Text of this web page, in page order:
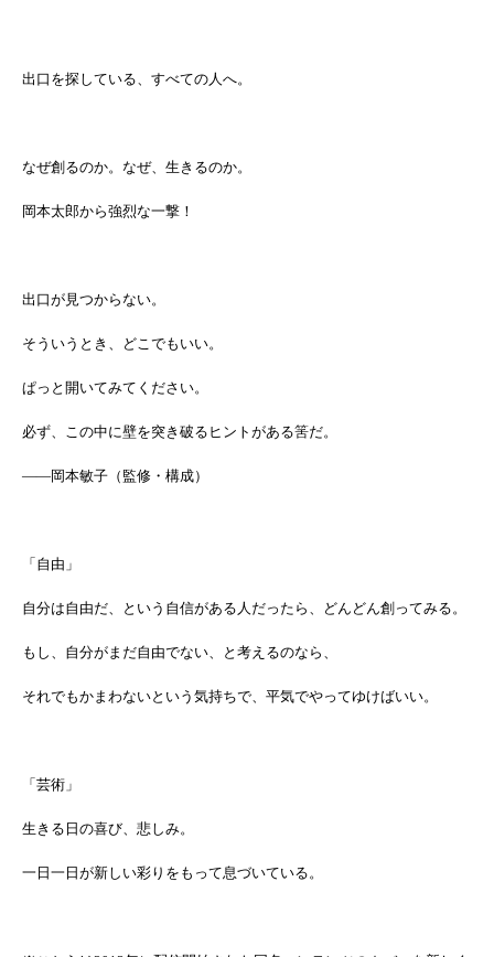
出口を探している、すべての人へ。
なぜ創るのか。なぜ、生きるのか。
岡本太郎から強烈な一撃！
出口が見つからない。
そういうとき、どこでもいい。
ぱっと開いてみてください。
必ず、この中に壁を突き破るヒントがある筈だ。
――岡本敏子（監修・構成）
「自由」
自分は自由だ、という自信がある人だったら、どんどん創ってみる。
もし、自分がまだ自由でない、と考えるのなら、
それでもかまわないという気持ちで、平気でやってゆけばいい。
「芸術」
生きる日の喜び、悲しみ。
一日一日が新しい彩りをもって息づいている。